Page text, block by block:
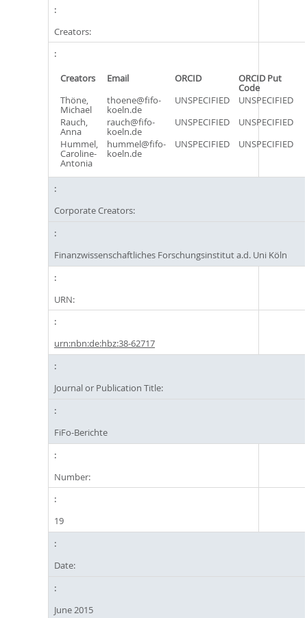
Creators:
Creators Email ORCID ORCID Put
Code
Thöne,
Michael
thoene@fifo-
koeln.de
UNSPECIFIED
UNSPECIFIED
Rauch,
Anna
rauch@fifo-
koeln.de
UNSPECIFIED
UNSPECIFIED
Hummel,
Caroline-
Antonia
hummel@fifo-
koeln.de
UNSPECIFIED UNSPECIFIED
Corporate Creators:
Finanzwissenschaftliches Forschungsinstitut a.d. Uni Köln
URN:
urn:nbn:de:hbz:38-62717
Journal or Publication Title:
FiFo-Berichte
Number:
19
Date:
June 2015